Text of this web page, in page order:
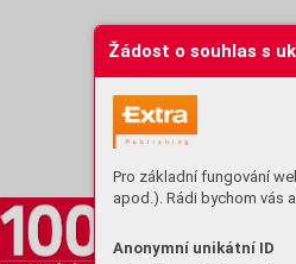
Žádost o souhlas s
Pro základní fungování
apod.). Rádi bychom vás
Anonymní unikátní ID